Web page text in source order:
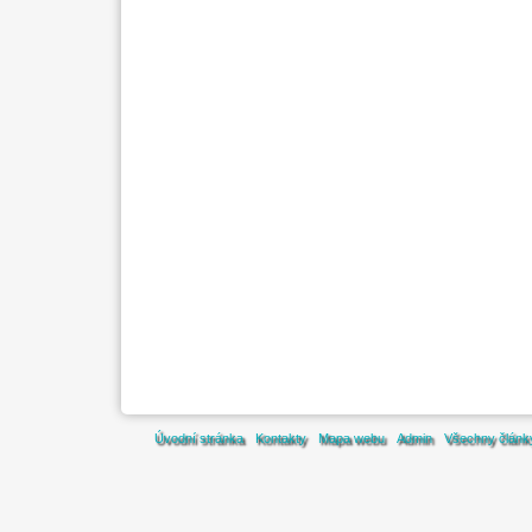
Úvodní stránka Kontakty Mapa webu Admin Všechny